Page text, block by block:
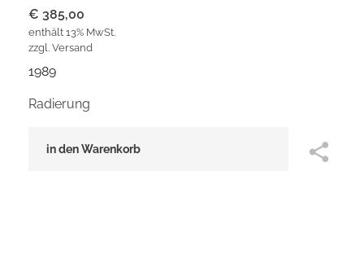
€ 385,00
enthält 13% MwSt.
zzgl. Versand
1989
Radierung
in den Warenkorb